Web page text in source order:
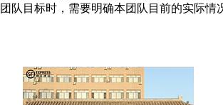
队目标时，需要明确本团队目前的实际